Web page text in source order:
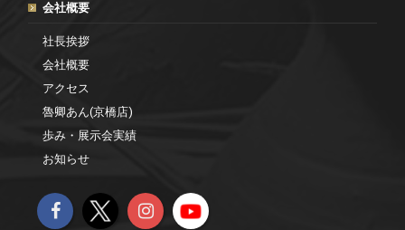
会社概要
社長挨拶
会社概要
アクセス
魯卿あん(京橋店)
歩み・展示会実績
お知らせ